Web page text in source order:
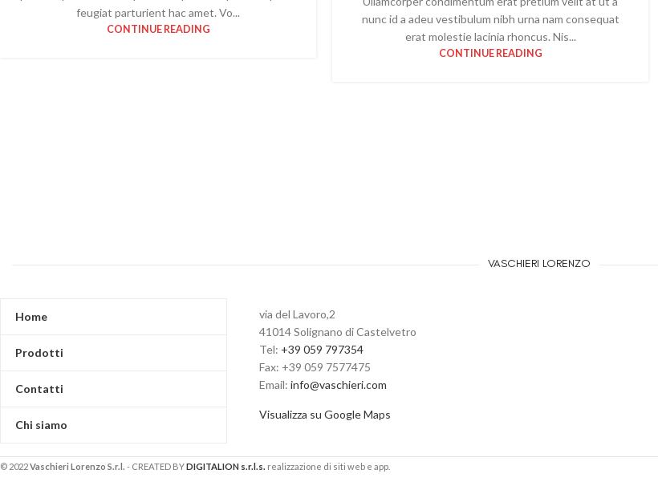
feugiat parturient hac amet. Vo...
CONTINUE READING
nunc id a adeu vestibulum nibh urna nam consequat
erat molestie lacinia rhoncus. Nis...
CONTINUE READING
VASCHIERI LORENZO
Home
Prodotti
Contatti
Chi siamo
via del Lavoro,2
41014 Solignano di Castelvetro
Tel: +39 059 797354
Fax: +39 059 7577475
Email: info@vaschieri.com
Visualizza su Google Maps
© 2022Vaschieri Lorenzo S.r.l. - CREATED BYDIGITALION s.r.l.s. realizzazione di siti web e app.